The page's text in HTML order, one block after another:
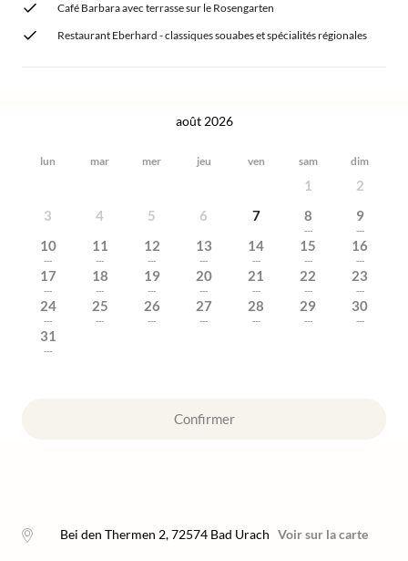
Café Barbara avec terrasse sur le Rosengarten
Restaurant Eberhard - classiques souabes et spécialités régionales
août 2026
lun mar mer jeu ven sam dim
1
2
3
4 5 6 7 8
---
9
---
10
---
11
---
12
---
13
---
14
---
15
---
16
---
17
---
18
---
19
---
20
---
21
---
22
---
23
---
24
---
25
---
26
---
27
---
28
---
29
---
30
---
31
---
Confirmer
Bei den Thermen 2,72574 Bad Urach Voir sur la carte